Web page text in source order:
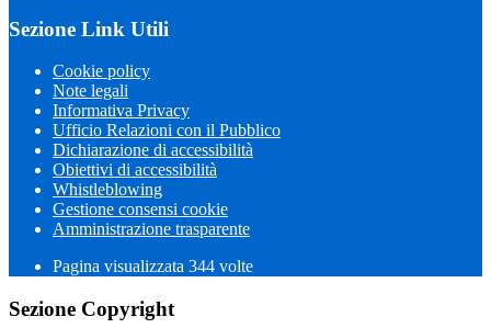
Sezione Link Utili
Cookie policy
Note legali
Informativa Privacy
Ufficio Relazioni con il Pubblico
Dichiarazione di accessibilità
Obiettivi di accessibilità
Whistleblowing
Gestione consensi cookie
Amministrazione trasparente
Pagina visualizzata 344 volte
Sezione Copyright